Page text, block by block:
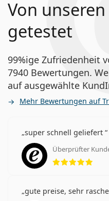
Von
getestet
99%ige Zufriedenheit
7940 Bewertungen.
auf ausgewählte
Mehr Bewertungen auf
super schnell geliefert
Überprüfter
gute preise, sehr